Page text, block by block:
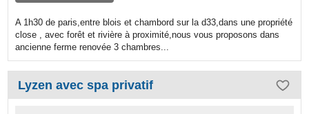
A 1h30 de paris,entre blois et chambord sur la d33,dans une propriété
close , avec forêt et rivière à proximité,nous vous proposons dans
ancienne ferme renovée 3 chambres...
Lyzen avec spa privatif